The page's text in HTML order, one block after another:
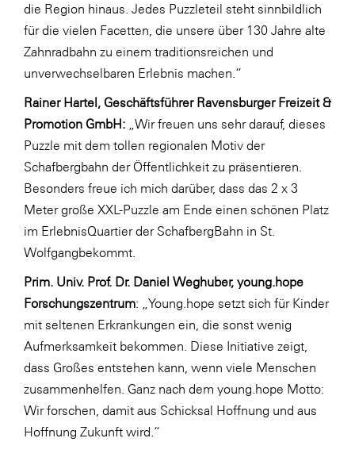
die Region hinaus. Jedes Puzzleteil steht sinnbildlich
für die vielen Facetten, die unsere über 130 Jahre alte
Zahnradbahn zu einem traditionsreichen und
unverwechselbaren Erlebnis machen.“
Rainer Hartel, Geschäftsführer Ravensburger Freizeit &
Promotion GmbH: „Wir freuen uns sehr darauf, dieses
Puzzle mit dem tollen regionalen Motiv der
Schafbergbahn der Öffentlichkeit zu präsentieren.
Besonders freue ich mich darüber, dass das 2 x 3
Meter große XXL-Puzzle am Ende einen schönen Platz
im ErlebnisQuartier der SchafbergBahn in St.
Wolfgangbekommt.
Prim. Univ. Prof. Dr. Daniel Weghuber, young.hope
Forschungszentrum: „Young.hope setzt sich für Kinder
mit seltenen Erkrankungen ein, die sonst wenig
Aufmerksamkeit bekommen. Diese Initiative zeigt,
dass Großes entstehen kann, wenn viele Menschen
zusammenhelfen. Ganz nach dem young.hope Motto:
Wir forschen, damit aus Schicksal Hoffnung und aus
Hoffnung Zukunft wird.“